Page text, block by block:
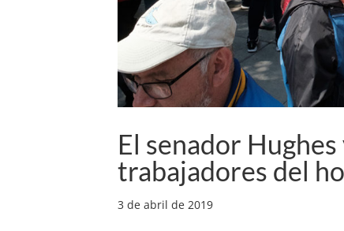
El senador
trabajadores del
3 de abril de 2019